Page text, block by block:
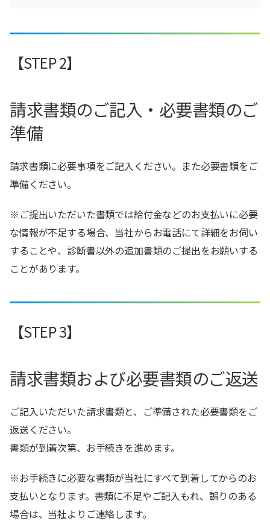
【STEP 2】
請求書類のご記入・必要書類のご
準備
請求書類に必要事項をご記入ください。また必要書類をご
準備ください。
※ご提出いただいた書類では給付金などのお支払いに必要
な情報が不足する場合、当社からお電話にて詳細をお伺い
することや、診断書以外の追加書類のご提出をお願いする
ことがあります。
【STEP 3】
請求書類および必要書類のご返送
ご記入いただいた請求書類と、ご準備された必要書類をご
返送ください。
書類が到着次第、お手続きを進めます。
※お手続きに必要な書類が当社にすべて到着してからのお
支払いとなります。書類に不足やご記入もれ、誤りのある
場合は、当社よりご連絡します。